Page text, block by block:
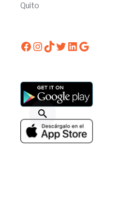
Quito
Facebook
Instagram
TikTok
Twitter
LinkedIn
Google